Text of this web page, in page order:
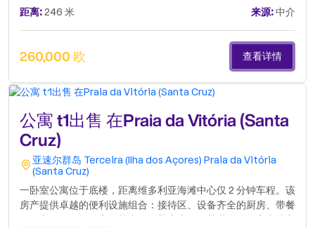
通、商业和服务设施，在宁静和城市便利之间实现了完美的平
衡。有可能将其分割成水平产权并单独出售。.
距离:246 米 来源:中介
260,000 欧 查看详情
公寓 t1出售 在Praia da Vitória (Santa
Cruz)
亚速尔群岛 Terceira (Ilha dos Açores) Praia da Vitória
(Santa Cruz)
一卧室公寓位于底楼，距离维多利亚海滩中心仅 2 分钟车程。该
房产提供卓越的便利设施组合：接待区、设备齐全的厨房、带餐